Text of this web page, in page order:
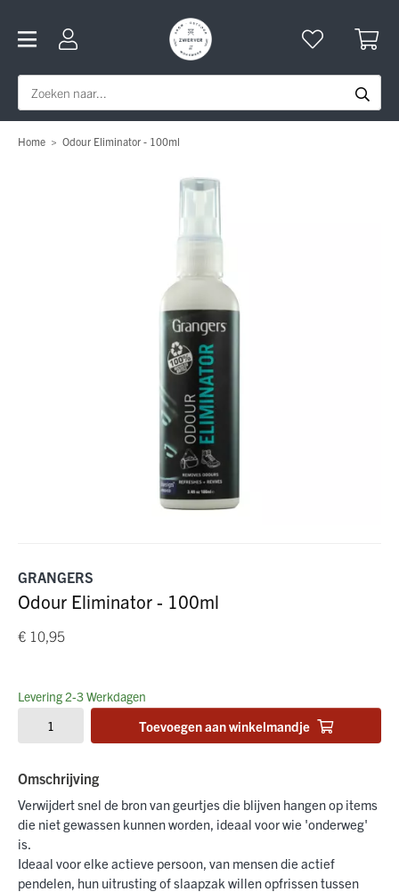
Home > Odour Eliminator - 100ml
GRANGERS
Odour Eliminator - 100ml
€ 10,95
Levering 2-3 Werkdagen
Toevoegen aan winkelmandje
Omschrijving
Verwijdert snel de bron van geurtjes die blijven hangen op items
die niet gewassen kunnen worden, ideaal voor wie 'onderweg'
is.
Ideaal voor elke actieve persoon, van mensen die actief
pendelen, hun uitrusting of slaapzak willen opfrissen tussen